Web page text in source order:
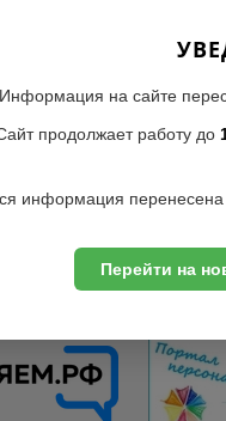
на сайте
продолжает работу до
информация перенесена
Перейти на